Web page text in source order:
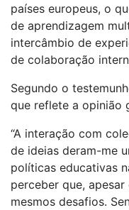
países europeus, o
de aprendizagem
intercâmbio de
de colaboração
Segundo o
que reflete a opinião
“A interação com
de ideias deram-me
políticas educativas
perceber que,
mesmos desafios.